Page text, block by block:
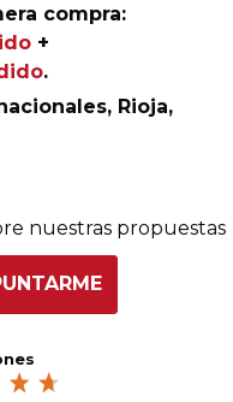
compra:
+
.
Rioja,
nuestras propuestas